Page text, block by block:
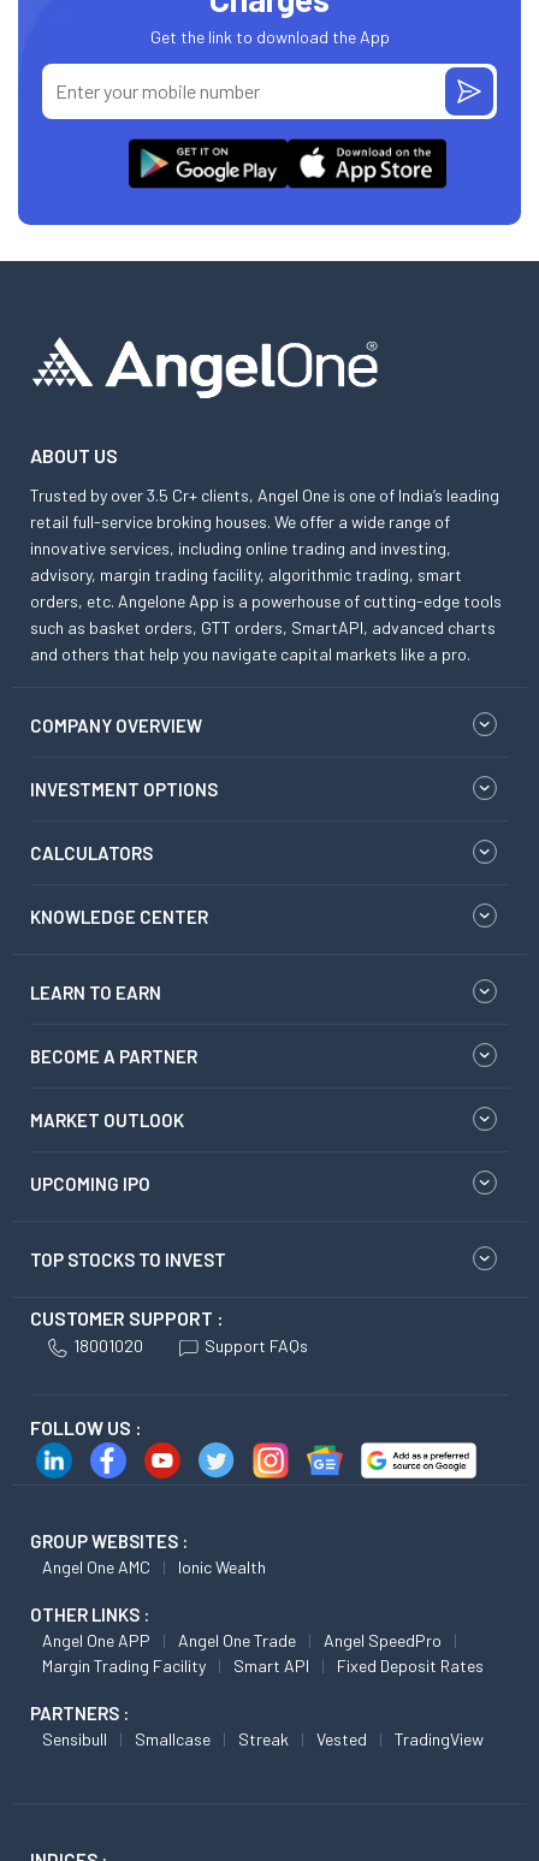
Get the link to download the App
ABOUT US
Trusted by over 3.5 Cr+ clients, Angel One is one of India’s leading
retail full-service broking houses. We offer a wide range of
innovative services, including online trading and investing,
advisory, margin trading facility, algorithmic trading, smart
orders, etc. Angelone App is a powerhouse of cutting-edge tools
such as basket orders, GTT orders, SmartAPI, advanced charts
and others that help you navigate capital markets like a pro.
COMPANY OVERVIEW
INVESTMENT OPTIONS
CALCULATORS
KNOWLEDGE CENTER
LEARN TO EARN
BECOME A PARTNER
MARKET OUTLOOK
UPCOMING IPO
TOP STOCKS TO INVEST
CUSTOMER SUPPORT :
18001020 Support FAQs
FOLLOW US :
GROUP WEBSITES :
Angel One AMC Ionic Wealth
OTHER LINKS :
Angel One APP Angel One Trade
Angel SpeedPro
Margin Trading Facility
Smart API Fixed Deposit Rates
PARTNERS :
Sensibull Smallcase Streak Vested TradingView